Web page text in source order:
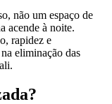
não um espaço de
acende à noite.
rapidez e
eliminação das